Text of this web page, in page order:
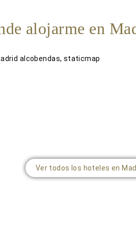
alojarme en
Ver todos los hoteles en